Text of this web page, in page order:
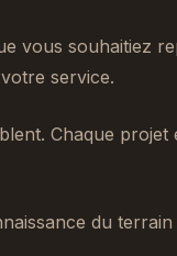
vous souhaitiez
service.
Chaque projet
du